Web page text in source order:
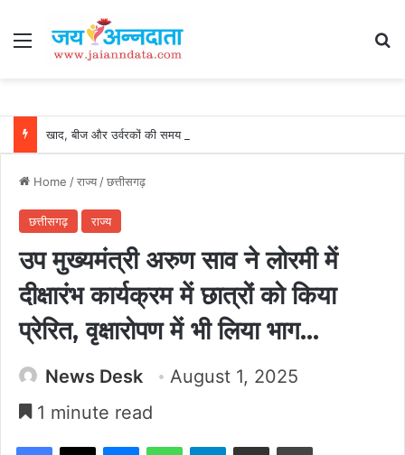
Menu
Home /राज्य/छत्तीसगढ़
छत्तीसगढ़ राज्य
उप मुख्यमंत्री अरुण साव ने लोरमी में
दीक्षारंभ कार्यक्रम में छात्रों को किया
प्रेरित, वृक्षारोपण में भी लिया भाग…
News Desk
August 1, 2025
1 minute read
Facebook
X MessengerWhatsAppTelegramShare via Email Print